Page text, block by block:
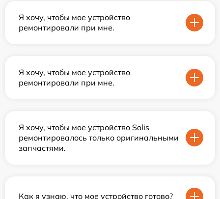
Я хочу, чтобы мое устройство
ремонтировали при мне.
Я хочу, чтобы мое устройство
ремонтировали при мне.
Я хочу, чтобы мое устройство Solis
ремонтировалось только оригинальными
запчастями.
Как я узнаю, что мое устройство готово?